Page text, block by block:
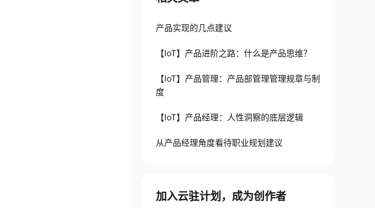
产品实现的几点建议
【IoT】产品进阶之路：什么是产品思维？
【IoT】产品管理：产品部管理管理规章与制
度
【IoT】产品经理：人性洞察的底层逻辑
从产品经理角度看待职业规划建议
加入云驻计划，成为创作者